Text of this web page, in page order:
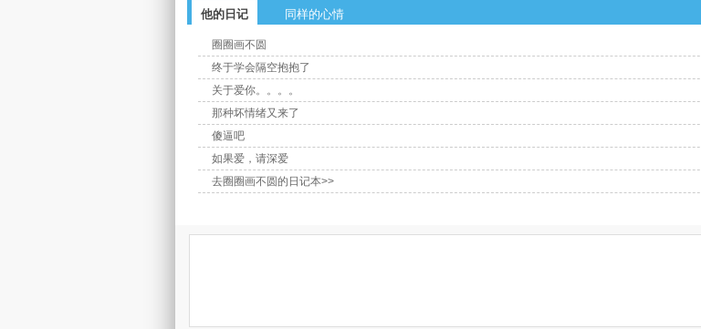
他的日记 同样的心情
圈圈画不圆
终于学会隔空抱抱了
关于爱你。。。。
那种坏情绪又来了
傻逼吧
如果爱，请深爱
去圈圈画不圆的日记本>>